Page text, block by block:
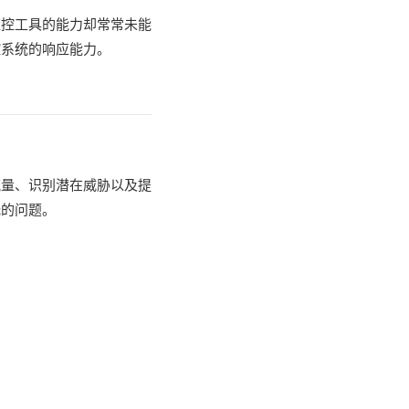
工具的能力却常常未能
统的响应能力。
、识别潜在威胁以及提
问题。